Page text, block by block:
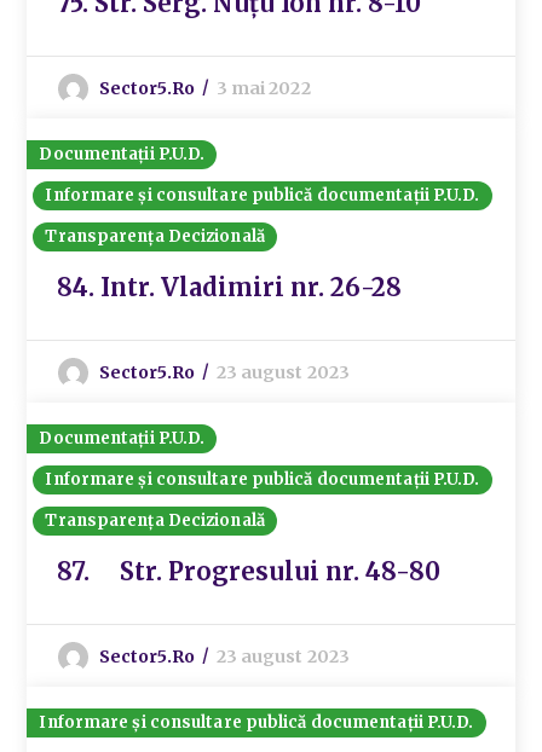
Sector5.ro 3 mai 2022
Documentații P.U.D.
Informare și consultare publică documentații P.U.D.
Transparența Decizională
84. Intr. Vladimiri nr. 26-28
Sector5.ro 23 august 2023
Documentații P.U.D.
Informare și consultare publică documentații P.U.D.
Transparența Decizională
87. Str. Progresului nr. 48-80
Sector5.ro 23 august 2023
Informare și consultare publică documentații P.U.D.